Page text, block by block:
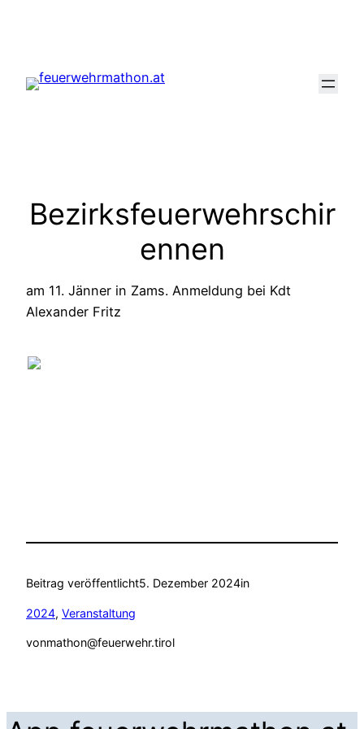
Bezirksfeuerwehrschir
ennen
am 11. Jänner in Zams. Anmeldung bei Kdt
Alexander Fritz
Beitrag veröffentlicht5. Dezember 2024in
2024, Veranstaltung
vonmathon@feuerwehr.tirol